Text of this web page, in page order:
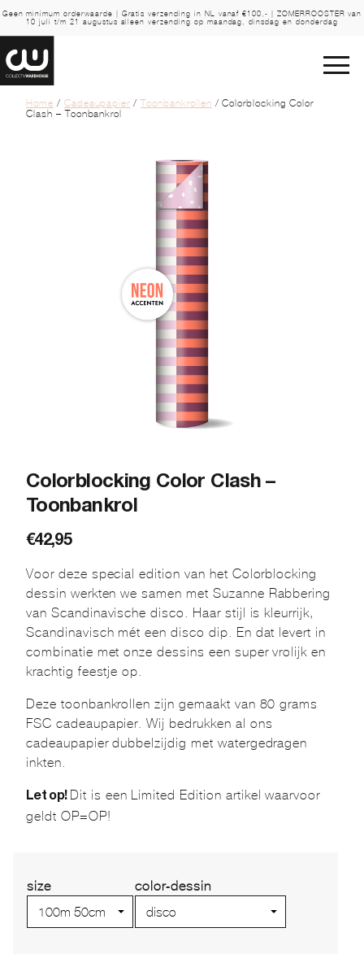
Geen minimum orderwaarde | Gratis verzending in NL vanaf €100,- | ZOMERROOSTER van
10 juli t/m 21 augustus alleen verzending op maandag, dinsdag en donderdag
Home / Cadeaupapier /Toonbankrollen / Colorblocking Color
Clash – Toonbankrol
Colorblocking Color Clash –
Toonbankrol
€42,95
Voor deze special edition van het Colorblocking
dessin werkten we samen met Suzanne Rabbering
van Scandinavische disco. Haar stijl is kleurrijk,
Scandinavisch mét een disco dip. En dat levert in
combinatie met onze dessins een super vrolijk en
krachtig feestje op.
Deze toonbankrollen zijn gemaakt van 80 grams
FSC cadeaupapier. Wij bedrukken al ons
cadeaupapier dubbelzijdig met watergedragen
inkten.
Let op! Dit is een Limited Edition artikel waarvoor
geldt OP=OP!
size color-dessin